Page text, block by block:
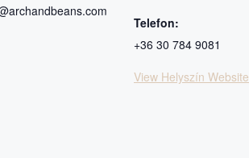
Telefon:
+36 30 784 9081
View Helyszín Website